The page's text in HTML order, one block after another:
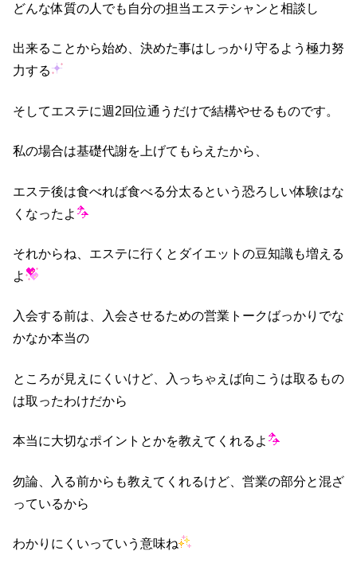
どんな体質の人でも自分の担当エステシャンと相談し
出来ることから始め、決めた事はしっかり守るよう極力努
力する
そしてエステに週2回位通うだけで結構やせるものです。
私の場合は基礎代謝を上げてもらえたから、
エステ後は食べれば食べる分太るという恐ろしい体験はな
くなったよ
それからね、エステに行くとダイエットの豆知識も増える
よ
入会する前は、入会させるための営業トークばっかりでな
かなか本当の
ところが見えにくいけど、入っちゃえば向こうは取るもの
は取ったわけだから
本当に大切なポイントとかを教えてくれるよ
勿論、入る前からも教えてくれるけど、営業の部分と混ざ
っているから
わかりにくいっていう意味ね